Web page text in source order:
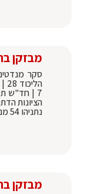
מבזקן
נתניהו 54 מנדטים
מבזקן